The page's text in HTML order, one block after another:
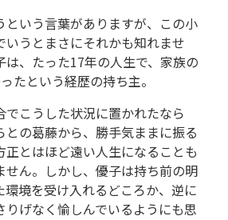
いう言葉がありますが、この小
いうとまさにそれかも知れませ
は、たった17年の人生で、家族の
たという経歴の持ち主。
でこうした状況に置かれたなら
との葛藤から、勝手気ままに振る
正とはほど遠い人生になることも
せん。しかし、優子は持ち前の明
環境を受け入れるどころか、逆に
りげなく愉しんでいるようにも思